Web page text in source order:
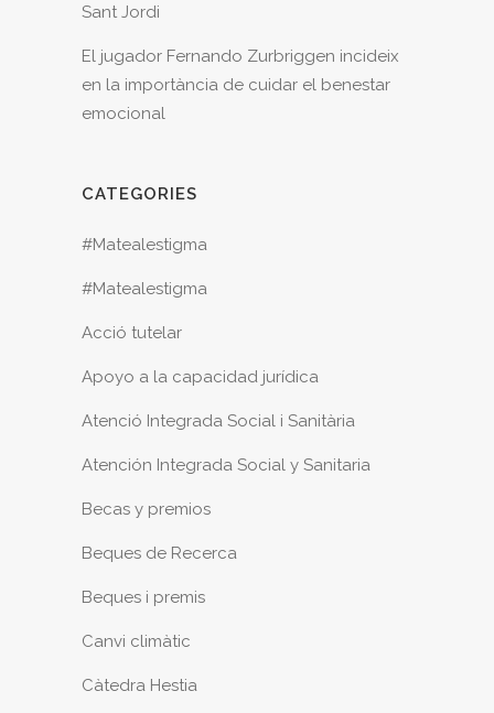
Sant Jordi
El jugador Fernando Zurbriggen incideix
en la importància de cuidar el benestar
emocional
CATEGORIES
#Matealestigma
#Matealestigma
Acció tutelar
Apoyo a la capacidad jurídica
Atenció Integrada Social i Sanitària
Atención Integrada Social y Sanitaria
Becas y premios
Beques de Recerca
Beques i premis
Canvi climàtic
Càtedra Hestia